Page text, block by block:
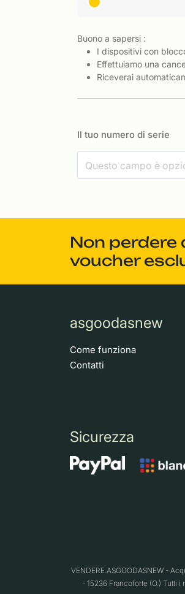
Buono a sapersi :
I dispositivi con
Effettuiamo una
Riceverai
Il tuo numero di serie
Non perdere
voucher
asgoodasnew
Come funziona
Contatti
Sicurezza
VENDERE.ASGOODASNEW -
- 15236 Francoforte (O.) Tutti